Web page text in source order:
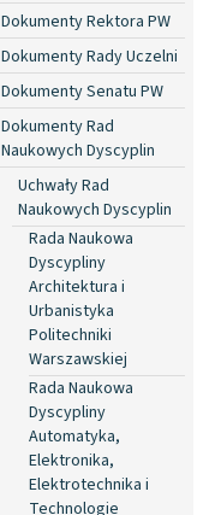
Dokumenty Rektora PW
Dokumenty Rady Uczelni
Dokumenty Senatu PW
Dokumenty Rad
Naukowych Dyscyplin
Uchwały Rad
Naukowych Dyscyplin
Rada Naukowa
Dyscypliny
Architektura i
Urbanistyka
Politechniki
Warszawskiej
Rada Naukowa
Dyscypliny
Automatyka,
Elektronika,
Elektrotechnika i
Technologie